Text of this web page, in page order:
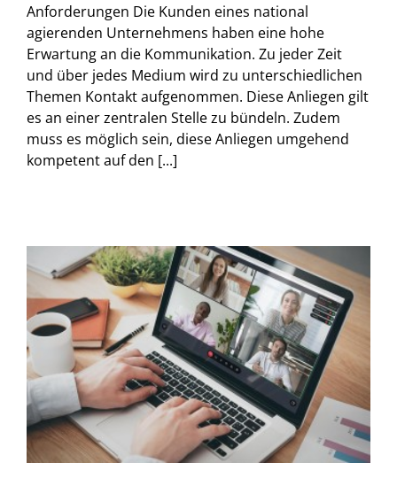
Anforderungen Die Kunden eines national
agierenden Unternehmens haben eine hohe
Erwartung an die Kommunikation. Zu jeder Zeit
und über jedes Medium wird zu unterschiedlichen
Themen Kontakt aufgenommen. Diese Anliegen gilt
es an einer zentralen Stelle zu bündeln. Zudem
muss es möglich sein, diese Anliegen umgehend
kompetent auf den [...]